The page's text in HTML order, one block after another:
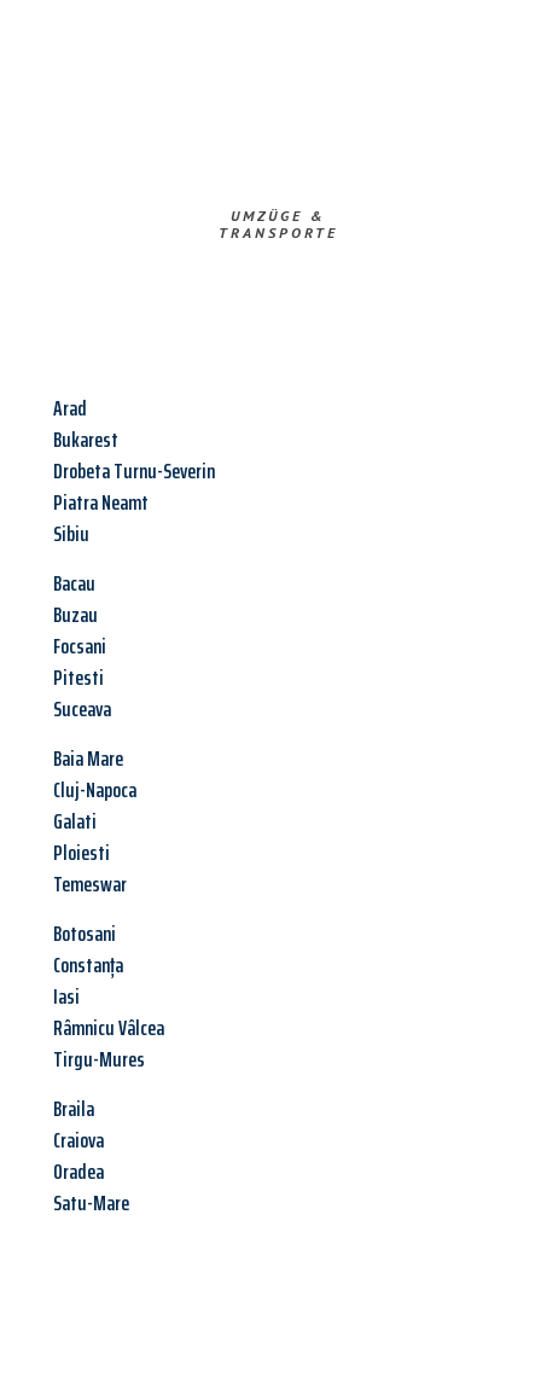
UMZÜGE &
TRANSPORTE
Arad
Bukarest
Drobeta Turnu-Severin
Piatra Neamt
Sibiu
Bacau
Buzau
Focsani
Pitesti
Suceava
Baia Mare
Cluj-Napoca
Galati
Ploiesti
Temeswar
Botosani
Constanța
Iasi
Râmnicu Vâlcea
Tirgu-Mures
Braila
Craiova
Oradea
Satu-Mare